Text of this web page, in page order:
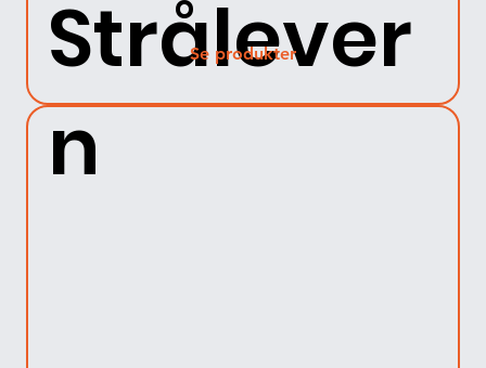
Strålever
n
Se produkter